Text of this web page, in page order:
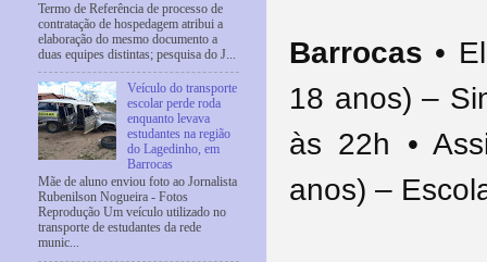
Barrocas •
18 anos) –
às 22h •
anos) –
Termo de Referência de processo de
contratação de hospedagem atribui a
elaboração do mesmo documento a
duas equipes distintas; pesquisa do J...
Veículo do transporte
escolar perde roda
enquanto levava
estudantes na região
do Lagedinho, em
Barrocas
Mãe de aluno enviou foto ao Jornalista
Rubenilson Nogueira - Fotos
Reprodução Um veículo utilizado no
transporte de estudantes da rede
munic...